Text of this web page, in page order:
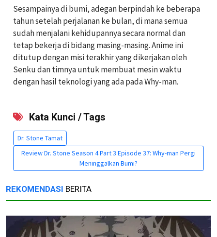
Sesampainya di bumi, adegan berpindah ke beberapa
tahun setelah perjalanan ke bulan, di mana semua
sudah menjalani kehidupannya secara normal dan
tetap bekerja di bidang masing-masing. Anime ini
ditutup dengan misi terakhir yang dikerjakan oleh
Senku dan timnya untuk membuat mesin waktu
dengan hasil teknologi yang ada pada Why-man.
Kata Kunci / Tags
Dr. Stone Tamat
Review Dr. Stone Season 4 Part 3 Episode 37: Why-man Pergi
Meninggalkan Bumi?
REKOMENDASI BERITA